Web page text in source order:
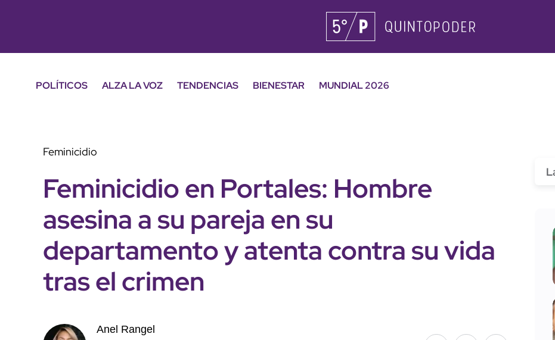
POLÍTICOS ALZA LA VOZ TENDENCIAS BIENESTAR
MUNDIAL 2026
Feminicidio
Feminicidio en Portales: Hombre
asesina a su pareja en su
departamento y atenta contra su vida
tras el crimen
Anel Rangel